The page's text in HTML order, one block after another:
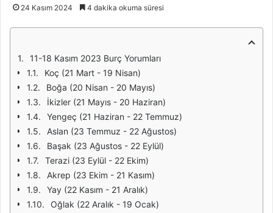
24 Kasım 2024 4 dakika okuma süresi
11-18 Kasım 2023 Burç Yorumları
Koç (21 Mart - 19 Nisan)
Boğa (20 Nisan - 20 Mayıs)
İkizler (21 Mayıs - 20 Haziran)
Yengeç (21 Haziran - 22 Temmuz)
Aslan (23 Temmuz - 22 Ağustos)
Başak (23 Ağustos - 22 Eylül)
Terazi (23 Eylül - 22 Ekim)
Akrep (23 Ekim - 21 Kasım)
Yay (22 Kasım - 21 Aralık)
Oğlak (22 Aralık - 19 Ocak)